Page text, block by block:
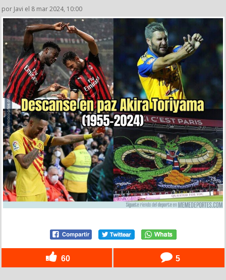
por Javi el 8 mar 2024, 10:00
60 5